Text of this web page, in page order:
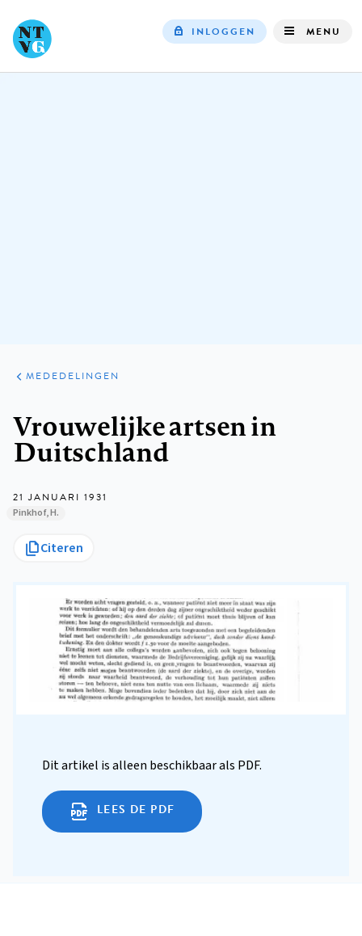
INLOGGEN MENU
ARTIKELEN
VARIA
MEDEDELINGEN
Vrouwelijke artsen in
Duitschland
21 JANUARI 1931
Pinkhof, H.
Citeren
Dit artikel is alleen beschikbaar als PDF.
LEES DE PDF